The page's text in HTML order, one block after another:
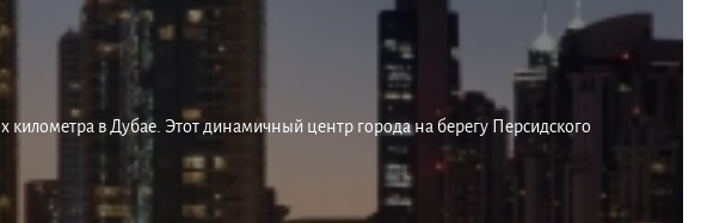
в Дубае. Этот динамичный центр города на берегу Персидского